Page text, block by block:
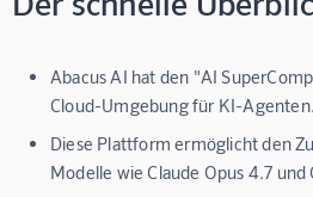
Abacus AI hat den "AI
Cloud-Umgebung für KI-Agenten.
Diese Plattform ermöglicht den
Modelle wie Claude Opus 4.7 und